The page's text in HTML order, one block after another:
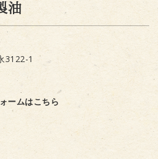
油
3122-1
ームはこちら